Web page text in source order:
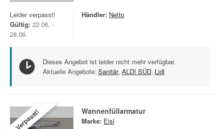
Leider verpasst!
Gültig: 22.06. -
28.06.
Händler: Netto
Dieses Angebot ist leider nicht mehr verfügbar.
Aktuelle Angebote: Sanitär, ALDI SÜD, Lidl
Verpasst! Wannenfüllarmatur
Marke: Eisl